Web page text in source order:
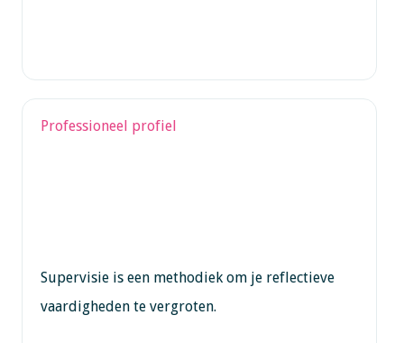
Professioneel profiel
Supervisie is een methodiek om je reflectieve
vaardigheden te vergroten.